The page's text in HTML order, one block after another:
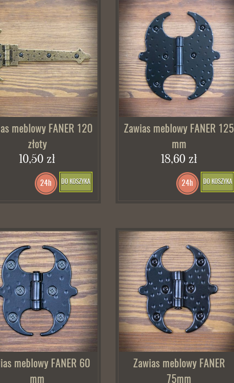
meblowy FANER 120
złoty
10,50 zł
DO KOSZYKA
24h
Zawias meblowy FANER 125
mm
18,60 zł
DO KOSZYKA
24h
meblowy FANER 60
mm
Zawias meblowy FANER
75mm